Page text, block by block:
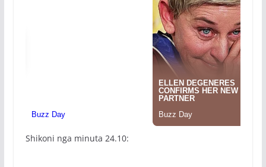
Shikoni nga minuta 24.10: